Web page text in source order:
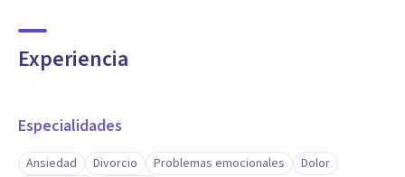
Experiencia
Especialidades
Ansiedad Divorcio Problemas emocionales
Dolor